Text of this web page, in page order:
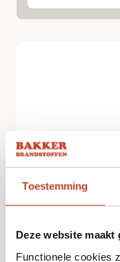
Toestemming
Deze website
Functionele cookies
Wartel 1/4
€1,00